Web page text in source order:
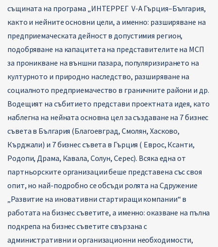
същината на програма „ИНТЕРРЕГ V-A Гърция–България,
както и нейните основни цели, а именно: разширяване на
предприемаческата дейност в допустимия регион,
подобряване на капацитета на представителите на МСП
за проникване на външни пазара, популяризирането на
културното и природно наследство, разширяване на
социалното предприемачество в граничните райони и др.
Водещият на събитието представи проектната идея, като
наблегна на нейната основна цел за създаване на 7 бизнес
съвета в България (Благоевград, Смолян, Хасково,
Кърджали) и 7 бизнес съвета в Гърция ( Еврос, Ксанти,
Родопи, Драма, Кавала, Солун, Серес). Всяка една от
партньорските организации беше представена със своя
опит, но най-подробно се обсъди ролята на Сдружение
„Развитие на иновативни стартиращи компании“ в
работата на бизнес съветите, а именно: оказване на пълна
подкрепа на бизнес съветите свързана с
административни и организационни необходимости,